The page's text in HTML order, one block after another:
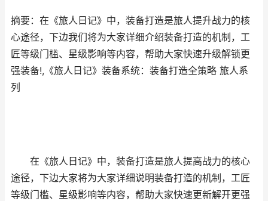
摘要：在《旅人日记》中，装备打造是旅人提升战力的核
心途径，下边我们将为大家详细介绍装备打造的机制，工
匠等级门槛、星级影响等内容，帮助大家快速升级解锁更
强装备!,《旅人日记》装备系统：装备打造全策略 旅人系
列
在《旅人日记》中，装备打造是旅人提高战力的核心
途径，下边大家将为大家详细说明装备打造的机制，工匠
等级门槛、星级影响等内容，帮助大家快速更新解开更强